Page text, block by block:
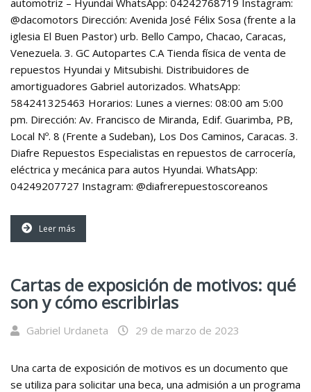
automotriz – Hyundai WhatsApp: 04242768719 Instagram:
@dacomotors Dirección: Avenida José Félix Sosa (frente a la
iglesia El Buen Pastor) urb. Bello Campo, Chacao, Caracas,
Venezuela. 3. GC Autopartes C.A Tienda física de venta de
repuestos Hyundai y Mitsubishi. Distribuidores de
amortiguadores Gabriel autorizados. WhatsApp:
584241325463 Horarios: Lunes a viernes: 08:00 am 5:00
pm. Dirección: Av. Francisco de Miranda, Edif. Guarimba, PB,
Local Nº. 8 (Frente a Sudeban), Los Dos Caminos, Caracas. 3.
Diafre Repuestos Especialistas en repuestos de carrocería,
eléctrica y mecánica para autos Hyundai. WhatsApp:
04249207727 Instagram: @diafrerepuestoscoreanos
Leer más
Cartas de exposición de motivos: qué
son y cómo escribirlas
Gabriel Urdaneta 29 de marzo de 2023
Una carta de exposición de motivos es un documento que
se utiliza para solicitar una beca, una admisión a un programa